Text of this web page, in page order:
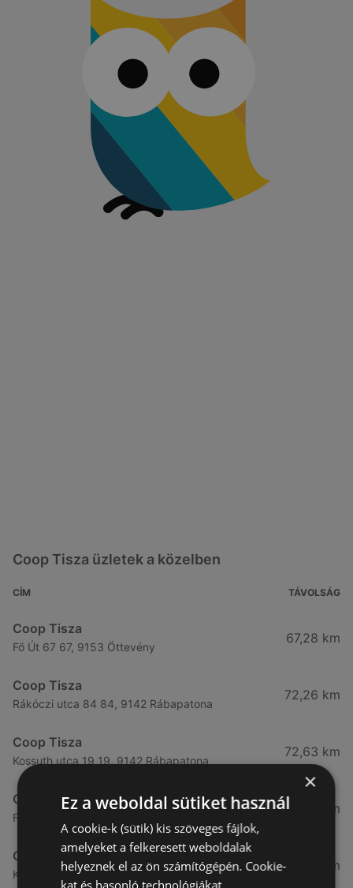
Coop Tisza üzletek a közelben
CÍM TÁVOLSÁG
Coop Tisza
Fő Út 67 67, 9153 Öttevény
67,28 km
Coop Tisza
Rákóczi utca 84 84, 9142 Rábapatona
72,26 km
Coop Tisza
Kossuth utca 19 19, 9142 Rábapatona
72,63 km
Coop Tisza
Fő út 21 21, 9152 Börcs
73,71 km
Coop Tisza
Kossuth tér 20 / a 20 / a, 9184 Kunsziget
74,99 km
×
Ez a weboldal sütiket használ
A cookie-k (sütik) kis szöveges fájlok,
amelyeket a felkeresett weboldalak
helyeznek el az ön számítógépén. Cookie-
kat és hasonló technológiákat